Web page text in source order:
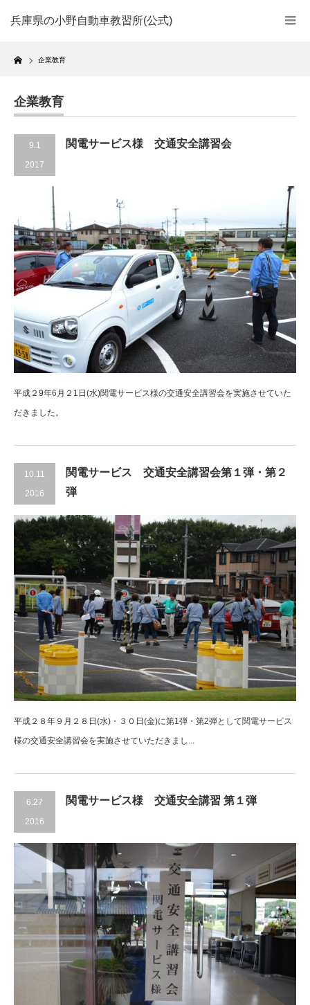
兵庫県の小野自動車教習所(公式)
Home
企業教育
企業教育
9.1
2017
関電サービス様 交通安全講習会
平成２9年6月２1日(水)関電サービス様の交通安全講習会を実施させていた
だきました。
10.11
2016
関電サービス 交通安全講習会第１弾・第２
弾
平成２８年９月２８日(水)・３０日(金)に第1弾・第2弾として関電サービス
様の交通安全講習会を実施させていただきまし...
6.27
2016
関電サービス様 交通安全講習 第１弾